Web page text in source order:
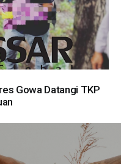
Gowa Datangi TKP